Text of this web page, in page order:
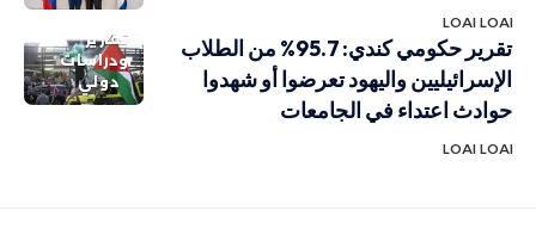
LOAI LOAI
تقارير
ودراسات
دولي
تقرير حكومي كندي: 95.7% من الطلاب
الإسرائيليين واليهود تعرضوا أو شهدوا
حوادث اعتداء في الجامعات
LOAI LOAI